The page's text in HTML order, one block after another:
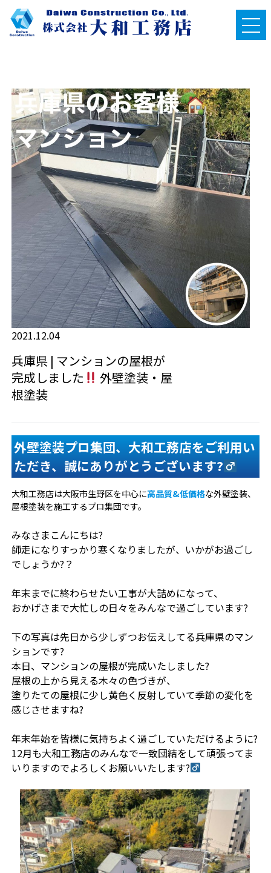
2021.12.04
兵庫県 | マンションの屋根が
完成しました
外壁塗装・屋
根塗装
外壁塗装プロ集団、大和工務店をご利用い
ただき、誠にありがとうございます?‍
大和工務店は大阪市生野区を中心に高品質&低価格な外壁塗装、
屋根塗装を施工するプロ集団です。
みなさまこんにちは?
師走になりすっかり寒くなりましたが、いかがお過ごし
でしょうか?？
年末までに終わらせたい工事が大詰めになって、
おかげさまで大忙しの日々をみんなで過ごしています?
下の写真は先日から少しずつお伝えしてる兵庫県のマン
ションです?
本日、マンションの屋根が完成いたしました?
屋根の上から見える木々の色づきが、
塗りたての屋根に少し黄色く反射していて季節の変化を
感じさせますね?
年末年始を皆様に気持ちよく過ごしていただけるように?
12月も大和工務店のみんなで一致団結をして頑張ってま
いりますのでよろしくお願いいたします?‍